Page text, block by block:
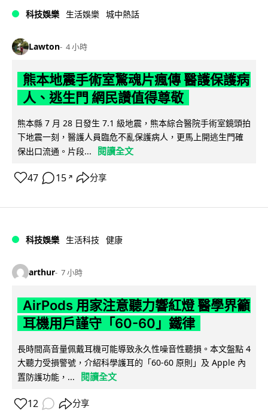
科技娛樂 生活娛樂 城中熱話
Lawton 4 小時
熊本地震手術室驚魂片瘋傳 醫護保護病
人、逃生門 網民讚值得尊敬
熊本縣 7 月 28 日發生 7.1 級地震，熊本綜合醫院手術室鏡頭拍
下地震一刻，醫護人員臨危不亂保護病人，更馬上開逃生門確
保出口流通。片段...
閱讀全文
47 15 ↗ 分享
科技娛樂 生活科技 健康
arthur 7 小時
AirPods 用家注意聽力響紅燈 醫學界籲
耳機用戶謹守「60-60」鐵律
長時間高音量佩戴耳機可能導致永久性噪音性聽損。本文盤點 4
大聽力受損警號，介紹科學護耳的「60-60 原則」及 Apple 內
置防護功能，...
閱讀全文
12 分享